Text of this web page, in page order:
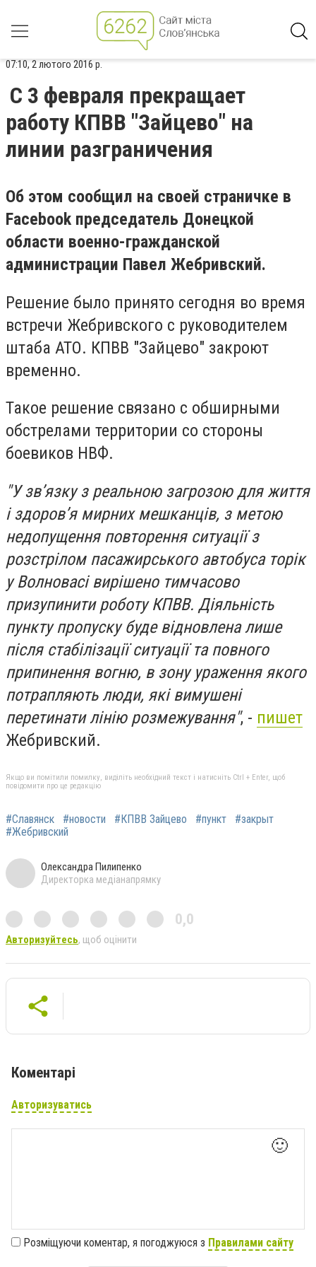
07:10, 2 лютого 2016 р.
С 3 февраля прекращает
работу КПВВ "Зайцево" на
линии разграничения
Об этом сообщил на своей страничке в
Facebook председатель Донецкой
области военно-гражданской
администрации Павел Жебривский.
Решение было принято сегодня во время
встречи Жебривского с руководителем
штаба АТО. КПВВ "Зайцево" закроют
временно.
Такое решение связано с обширными
обстрелами территории со стороны
боевиков НВФ.
"У зв’язку з реальною загрозою для життя
і здоров’я мирних мешканців, з метою
недопущення повторення ситуації з
розстрілом пасажирського автобуса торік
у Волновасі вирішено тимчасово
призупинити роботу КПВВ. Діяльність
пункту пропуску буде відновлена лише
після стабілізації ситуації та повного
припинення вогню, в зону ураження якого
потрапляють люди, які вимушені
перетинати лінію розмежування", - пишет
Жебривский.
Якщо ви помітили помилку, виділіть необхідний текст і натисніть Ctrl + Enter, щоб
повідомити про це редакцію
#Славянск #новости #КПВВ Зайцево #пункт
#закрыт
#Жебривский
Олександра Пилипенко
Директорка медіанапрямку
0,0
Авторизуйтесь, щоб оцінити
Коментарі
Авторизуватись
🙂
Розміщуючи коментар, я погоджуюся з Правилами сайту